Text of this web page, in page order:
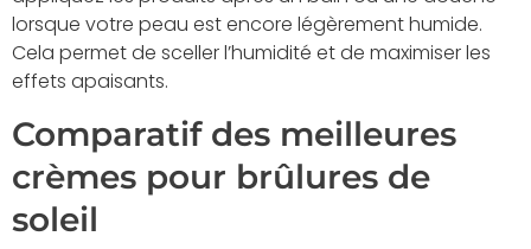
lorsque votre peau est encore légèrement humide.
Cela permet de sceller l’humidité et de maximiser les
effets apaisants.
Comparatif des meilleures
crèmes pour brûlures de
soleil